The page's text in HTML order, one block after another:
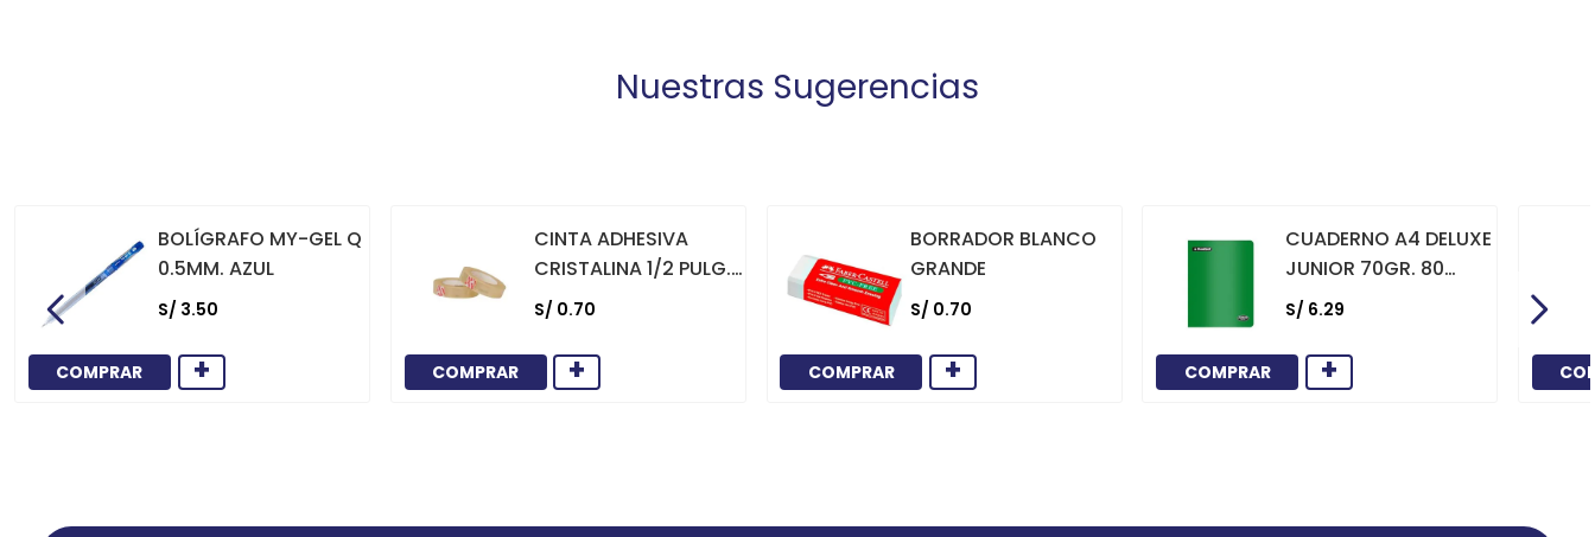
Nuestras Sugerencias
BOLÍGRAFO MY-GEL Q
0.5MM. AZUL
S/ 3.50
COMPRAR +
CINTA ADHESIVA
CRISTALINA 1/2 PULG.
X 36 YARDAS
S/ 0.70
COMPRAR +
BORRADOR BLANCO
GRANDE
S/ 0.70
COMPRAR +
CUADERNO A4 DELUXE
JUNIOR 70GR. 80
HOJAS
CUADRICULADO
MARCO ROJO VERDE
S/ 6.29
COMPRAR +